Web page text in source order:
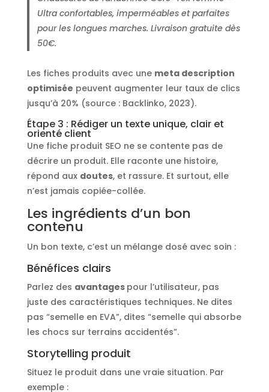
Ultra confortables, imperméables et parfaites
pour les longues marches. Livraison gratuite dès
50€.
Les fiches produits avec une meta description
optimisée peuvent augmenter leur taux de clics
jusqu’à 20% (source : Backlinko, 2023).
Étape 3 : Rédiger un texte unique, clair et
orienté client
Une fiche produit SEO ne se contente pas de
décrire un produit. Elle raconte une histoire,
répond aux doutes, et rassure. Et surtout, elle
n’est jamais copiée-collée.
Les ingrédients d’un bon
contenu
Un bon texte, c’est un mélange dosé avec soin :
Bénéfices clairs
Parlez des avantages pour l’utilisateur, pas
juste des caractéristiques techniques. Ne dites
pas “semelle en EVA”, dites “semelle qui absorbe
les chocs sur terrains accidentés”.
Storytelling produit
Situez le produit dans une vraie situation. Par
exemple :